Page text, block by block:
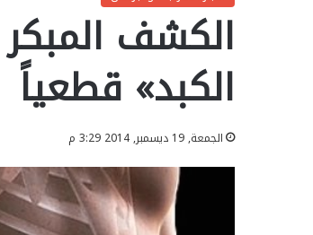
الكشف
الكبد» قطعياً
الجمعة, 19 ديسمبر, 2014 3:29 م